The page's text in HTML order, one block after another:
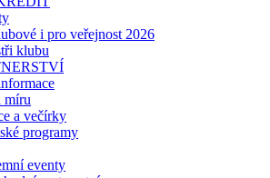
i pro veřejnost 2026
klubu
míru
a večírky
programy
eventy